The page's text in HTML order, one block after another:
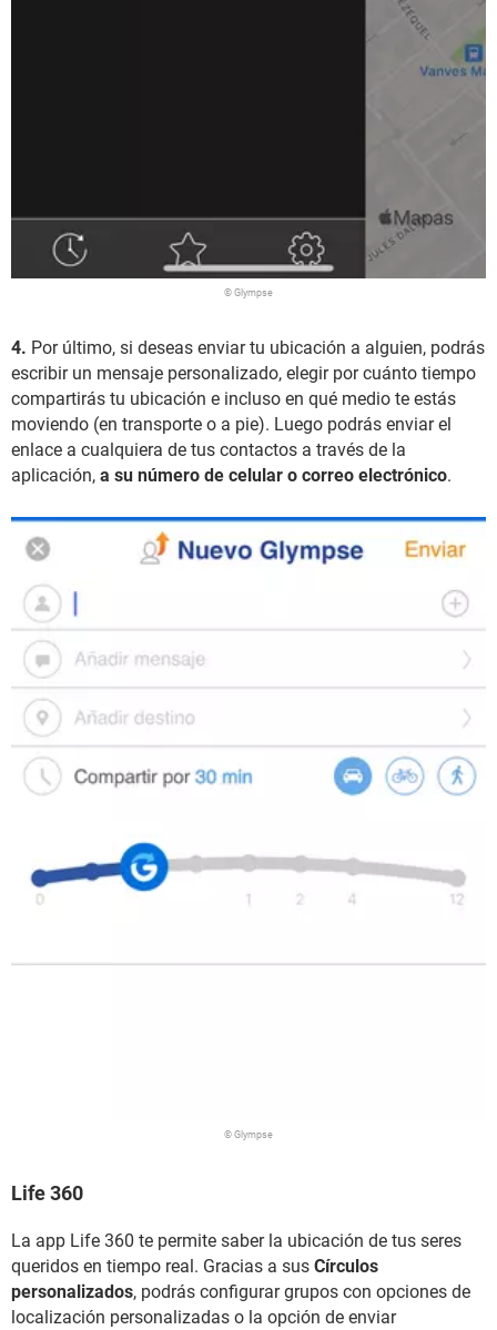
© Glympse
4. Por último, si deseas enviar tu ubicación a alguien, podrás
escribir un mensaje personalizado, elegir por cuánto tiempo
compartirás tu ubicación e incluso en qué medio te estás
moviendo (en transporte o a pie). Luego podrás enviar el
enlace a cualquiera de tus contactos a través de la
aplicación, a su número de celular o correo electrónico.
© Glympse
Life 360
La app Life 360 te permite saber la ubicación de tus seres
queridos en tiempo real. Gracias a sus Círculos
personalizados, podrás configurar grupos con opciones de
localización personalizadas o la opción de enviar